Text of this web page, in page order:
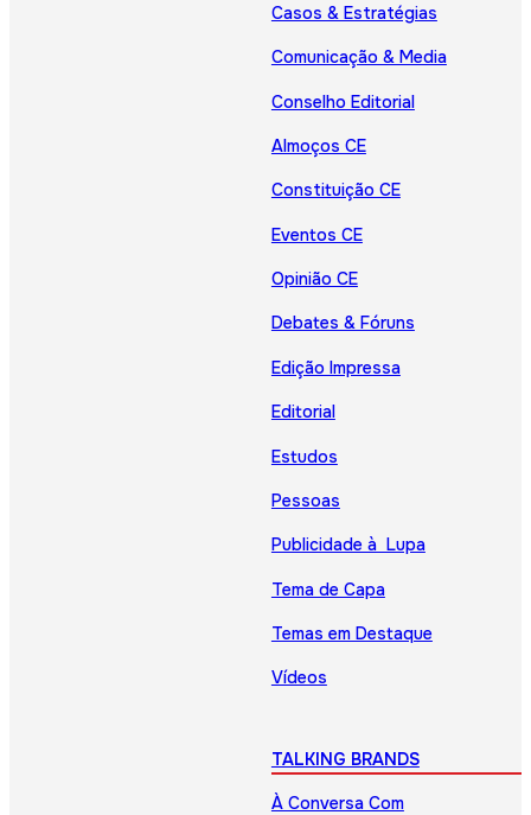
Casos & Estratégias
Comunicação & Media
Conselho Editorial
Almoços CE
Constituição CE
Eventos CE
Opinião CE
Debates & Fóruns
Edição Impressa
Editorial
Estudos
Pessoas
Publicidade à Lupa
Tema de Capa
Temas em Destaque
Vídeos
TALKING BRANDS
À Conversa Com